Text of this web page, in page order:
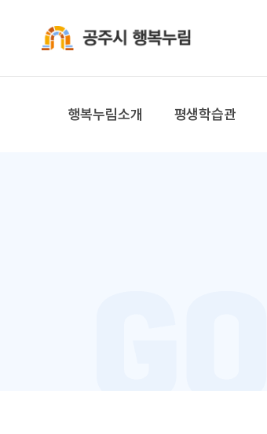
행복누림소개 평생학습관